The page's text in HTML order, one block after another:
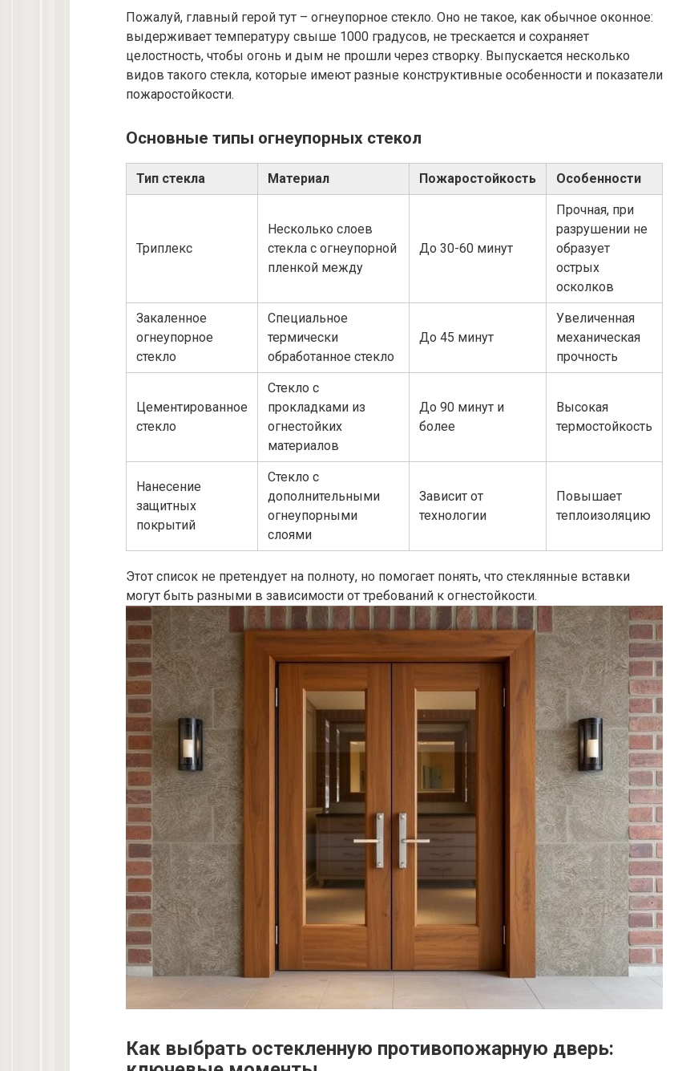
Пожалуй, главный герой тут – огнеупорное стекло. Оно не такое, как обычное оконное:
выдерживает температуру свыше 1000 градусов, не трескается и сохраняет
целостность, чтобы огонь и дым не прошли через створку. Выпускается несколько
видов такого стекла, которые имеют разные конструктивные особенности и показатели
пожаростойкости.
Основные типы огнеупорных стекол
Тип стекла Материал Пожаростойкость Особенности
Триплекс
Несколько слоев
стекла с огнеупорной
пленкой между
До 30-60 минут
Прочная, при
разрушении не
образует
острых
осколков
Закаленное
огнеупорное
стекло
Специальное
термически
обработанное стекло
До 45 минут
Увеличенная
механическая
прочность
Цементированное
стекло
Стекло с
прокладками из
огнестойких
материалов
До 90 минут и
более
Высокая
термостойкость
Нанесение
защитных
покрытий
Стекло с
дополнительными
огнеупорными
слоями
Зависит от
технологии
Повышает
теплоизоляцию
Этот список не претендует на полноту, но помогает понять, что стеклянные вставки
могут быть разными в зависимости от требований к огнестойкости.
Как выбрать остекленную противопожарную дверь: